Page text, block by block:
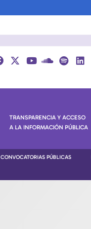
TRANSPARENCIA Y ACCESO
A LA INFORMACIÓN PÚBLICA
CONVOCATORIAS PÚBLICAS